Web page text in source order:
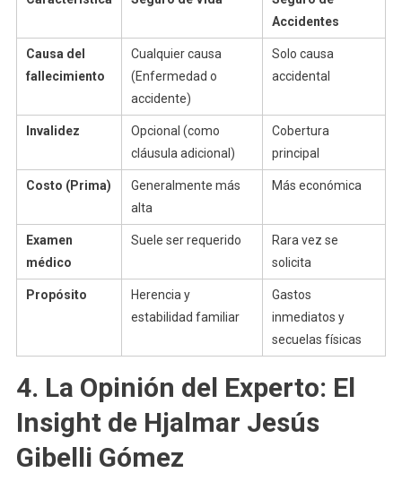
Accidentes
Causa del
fallecimiento
Cualquier causa
(Enfermedad o
accidente)
Solo causa
accidental
Invalidez
Opcional (como
cláusula adicional)
Cobertura
principal
Costo (Prima)
Generalmente más
alta
Más económica
Examen
médico
Suele ser requerido
Rara vez se
solicita
Propósito
Herencia y
estabilidad familiar
Gastos
inmediatos y
secuelas físicas
4. La Opinión del Experto: El
Insight de Hjalmar Jesús
Gibelli Gómez